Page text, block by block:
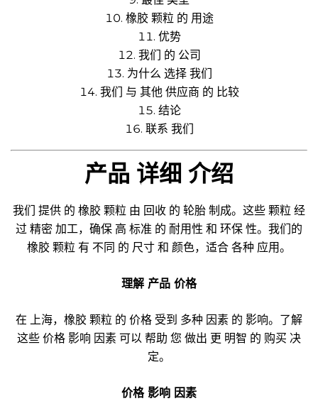
橡胶 颗粒 的 用途
优势
我们 的 公司
为什么 选择 我们
我们 与 其他 供应商 的 比较
结论
联系 我们
产品 详细 介绍
我们 提供 的 橡胶 颗粒 由 回收 的 轮胎 制成。这些 颗粒 经
过 精密 加工，确保 高 标准 的 耐用性 和 环保 性。我们的
橡胶 颗粒 有 不同 的 尺寸 和 颜色，适合 各种 应用。
理解 产品 价格
在 上海，橡胶 颗粒 的 价格 受到 多种 因素 的 影响。了解
这些 价格 影响 因素 可以 帮助 您 做出 更 明智 的 购买 决
定。
价格 影响 因素